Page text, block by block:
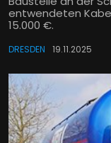
entwendeten
15.000 €.
DRESDEN 19.11.2025